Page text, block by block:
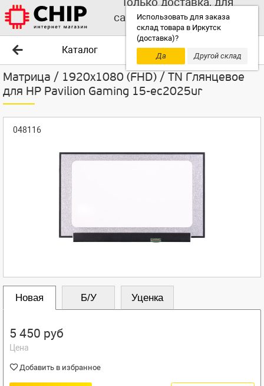
Использовать для заказа
склад товара в Иркутск
(доставка)?
Да
Другой склад
самовывоза выбирайте
другой склад!
Каталог
Матрица / 1920x1080 (FHD) / TN Глянцевое
для HP Pavilion Gaming 15-ec2025ur
048116
Новая Б/У Уценка
5 450 руб
Цена
Добавить в избранное